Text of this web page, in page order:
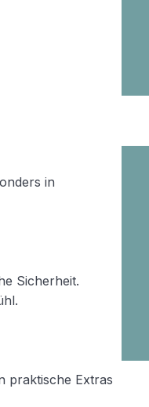
in
Sicherheit.
praktische Extras